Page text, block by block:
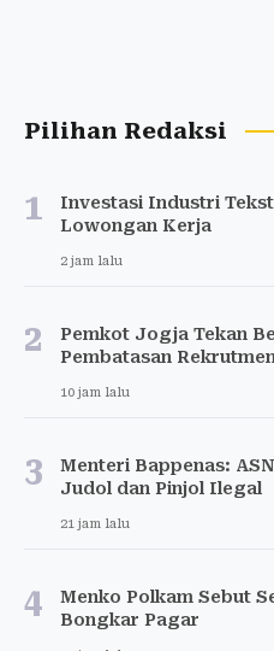
Pilihan Redaksi
1
Investasi Industri
Lowongan Kerja
2 jam lalu
2
Pemkot Jogja Tekan
Pembatasan Rekrutmen
10 jam lalu
3
Menteri Bappenas:
Judol dan Pinjol Ilegal
21 jam lalu
4
Menko Polkam Sebut
Bongkar Pagar